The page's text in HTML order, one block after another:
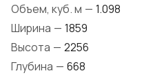
Объем, куб. м — 1.098
Ширина — 1859
Высота — 2256
Глубина — 668